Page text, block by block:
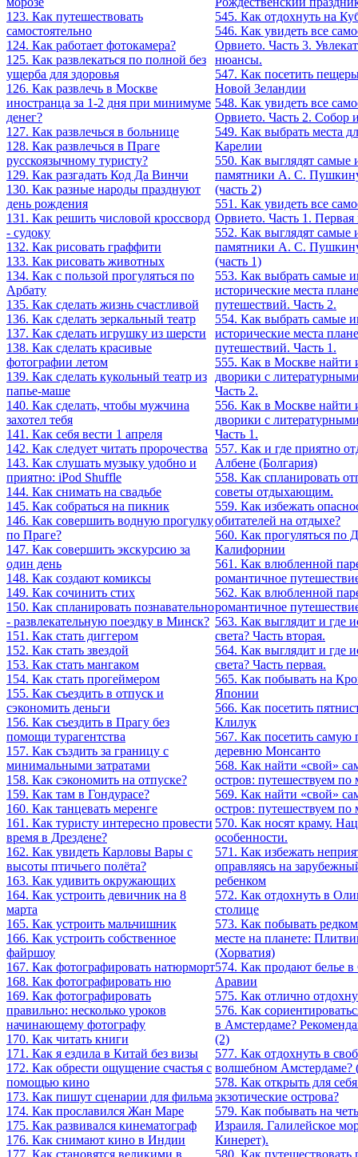
123. Как путешествовать
самостоятельно
124. Как работает фотокамера?
125. Как развлекаться по полной без
ущерба для здоровья
126. Как развлечь в Москве
иностранца за 1-2 дня при минимуме
денег?
127. Как развлечься в больнице
128. Как развлечься в Праге
русскоязычному туристу?
129. Как разгадать Код Да Винчи
130. Как разные народы празднуют
день рождения
131. Как решить числовой кроссворд
- судоку
132. Как рисовать граффити
133. Как рисовать животных
134. Как с пользой прогуляться по
Арбату
135. Как сделать жизнь счастливой
136. Как сделать зеркальный театр
137. Как сделать игрушку из шерсти
138. Как сделать красивые
фотографии летом
139. Как сделать кукольный театр из
папье-маше
140. Как сделать, чтобы мужчина
захотел тебя
141. Как себя вести 1 апреля
142. Как следует читать пророчества
143. Как слушать музыку удобно и
приятно: iPod Shuffle
144. Как снимать на свадьбе
145. Как собраться на пикник
146. Как совершить водную прогулку
по Праге?
147. Как совершить экскурсию за
один день
148. Как создают комиксы
149. Как сочинить стих
150. Как спланировать познавательно
- развлекательную поездку в Минск?
151. Как стать диггером
152. Как стать звездой
153. Как стать мангаком
154. Как стать прогеймером
155. Как съездить в отпуск и
сэкономить деньги
156. Как съездить в Прагу без
помощи турагентства
157. Как създить за границу с
минимальными затратами
158. Как сэкономить на отпуске?
159. Как там в Гондурасе?
160. Как танцевать меренге
161. Как туристу интересно провести
время в Дрездене?
162. Как увидеть Карловы Вары с
высоты птичьего полёта?
163. Как удивить окружающих
164. Как устроить девичник на 8
марта
165. Как устроить мальчишник
166. Как устроить собственное
файршоу
167. Как фотографировать натюрморт
168. Как фотографировать ню
169. Как фотографировать
правильно: несколько уроков
начинающему фотографу
170. Как читать книги
171. Как я ездила в Китай без визы
172. Как обрести ощущение счастья с
помощью кино
173. Как пишут сценарии для фильма
174. Как прославился Жан Маре
175. Как развивался кинематограф
176. Как снимают кино в Индии
177. Как становятся великими в
545. Как отдохнуть на
546. Как увидеть все
Орвието. Часть 3.
нюансы.
547. Как посетить
Новой Зеландии
548. Как увидеть все
Орвието. Часть 2. Собор
549. Как выбрать места
Карелии
550. Как выглядят самые
памятники А. С.
(часть 2)
551. Как увидеть все
Орвието. Часть 1. Первая
552. Как выглядят самые
памятники А. С.
(часть 1)
553. Как выбрать самые
исторические места
путешествий. Часть 2.
554. Как выбрать самые
исторические места
путешествий. Часть 1.
555. Как в Москве найти
дворики с
Часть 2.
556. Как в Москве найти
дворики с
Часть 1.
557. Как и где приятно
Албене (Болгария)
558. Как спланировать
советы отдыхающим.
559. Как избежать
обитателей на отдыхе?
560. Как прогуляться по
Калифорнии
561. Как влюбленной
романтичное
562. Как влюбленной
романтичное
563. Как выглядит и где
света? Часть вторая.
564. Как выглядит и где
света? Часть первая.
565. Как побывать на
Японии
566. Как посетить
Клилук
567. Как посетить самую
деревню Монсанто
568. Как найти «свой»
остров: путешествуем по
569. Как найти «свой»
остров: путешествуем по
570. Как носят краму.
особенности.
571. Как избежать
оправляясь на
ребенком
572. Как отдохнуть в
столице
573. Как побывать
месте на планете:
(Хорватия)
574. Как продают белье в
Аравии
575. Как отлично
576. Как
в Амстердаме?
(2)
577. Как отдохнуть в
волшебном Амстердаме?
578. Как открыть для
экзотические острова?
579. Как побывать на
Израиля. Галилейское
Кинерет).
580. Как